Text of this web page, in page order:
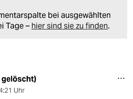
bei ausgewählten
Tage – hier sind sie zu finden.
gelöscht)
Uhr